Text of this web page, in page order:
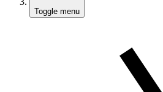
Toggle menu